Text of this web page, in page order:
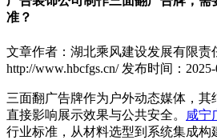
准？
文章作者：湖北乘风建设发展有限责
http://www.hbcfgs.cn/ 发布时间：2025-
三面翻广告牌作为户外动态媒体，其
直接影响展示效果与公共安全。
咸宁
行业标准，从材料选型到系统集成构